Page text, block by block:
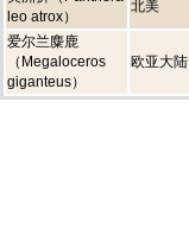
leo atrox）
北美
爱尔兰麋鹿
（Megaloceros
giganteus）
欧亚大陆